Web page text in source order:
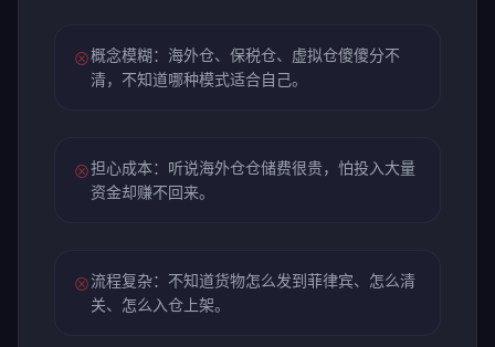
⊗概念模糊：海外仓、保税仓、虚拟仓傻傻分不
清，不知道哪种模式适合自己。
⊗担心成本：听说海外仓仓储费很贵，怕投入大量
资金却赚不回来。
⊗流程复杂：不知道货物怎么发到菲律宾、怎么清
关、怎么入仓上架。